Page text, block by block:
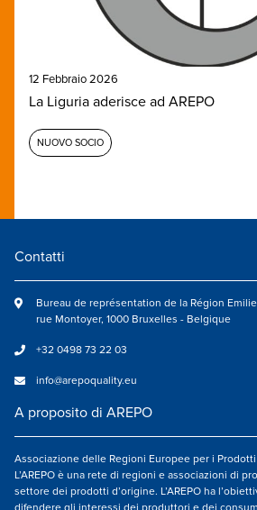
12 Febbraio 2026
La Liguria aderisce ad AREPO
NUOVO SOCIO
Contatti
Bureau de représentation de la Région
rue Montoyer, 1000 Bruxelles - Belgique
+32 0498 73 22 03
info@arepoquality.eu
A proposito di AREPO
Associazione delle Regioni Europee per i
L’AREPO è una rete di regioni e associazioni di
settore dei prodotti d’origine. L’AREPO ha